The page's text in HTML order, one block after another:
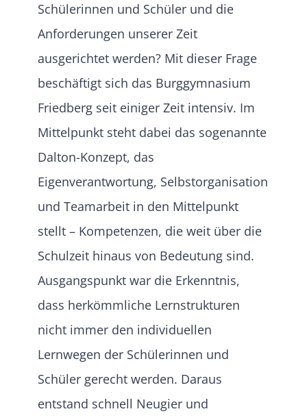
Schülerinnen und Schüler und die
Anforderungen unserer Zeit
ausgerichtet werden? Mit dieser Frage
beschäftigt sich das Burggymnasium
Friedberg seit einiger Zeit intensiv. Im
Mittelpunkt steht dabei das sogenannte
Dalton-Konzept, das
Eigenverantwortung, Selbstorganisation
und Teamarbeit in den Mittelpunkt
stellt – Kompetenzen, die weit über die
Schulzeit hinaus von Bedeutung sind.
Ausgangspunkt war die Erkenntnis,
dass herkömmliche Lernstrukturen
nicht immer den individuellen
Lernwegen der Schülerinnen und
Schüler gerecht werden. Daraus
entstand schnell Neugier und